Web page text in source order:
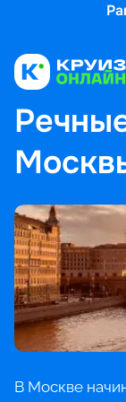
ГЛАВНАЯ •
РЕЧНЫЕ КРУИЗЫ ИЗ
В Москве